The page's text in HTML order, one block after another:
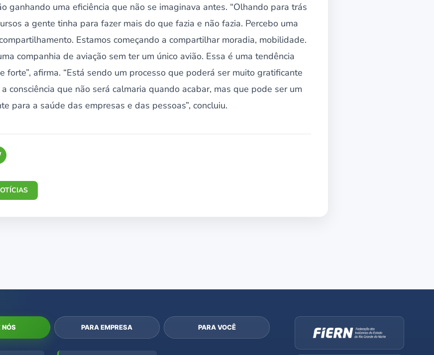
ganhando uma eficiência que não se imaginava antes. “Olhando para trás
a gente tinha para fazer mais do que fazia e não fazia. Percebo uma
Estamos começando a compartilhar moradia, mobilidade.
companhia de aviação sem ter um único avião. Essa é uma tendência
forte”, afirma. “Está sendo um processo que poderá ser muito gratificante
consciência que não será calmaria quando acabar, mas que pode ser um
para a saúde das empresas e das pessoas”, concluiu.
NÓS PARA EMPRESA PARA VOCÊ